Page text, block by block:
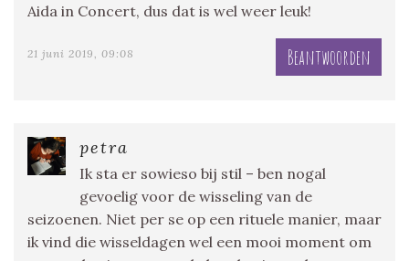
Aida in Concert, dus dat is wel weer leuk!
21 juni 2019, 09:08 Beantwoorden
petra
Ik sta er sowieso bij stil – ben nogal
gevoelig voor de wisseling van de
seizoenen. Niet per se op een rituele manier, maar
ik vind die wisseldagen wel een mooi moment om